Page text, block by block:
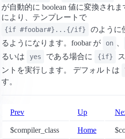
が自動的に boolean 値に変換され
により、テンプレートで
{if #foobar#}...{/if}
のように
るようになります。foobar が
on
るいは
yes である場合に {if}
ントを実行します。 デフォルトは
す。
Prev Up
$compiler_class Home